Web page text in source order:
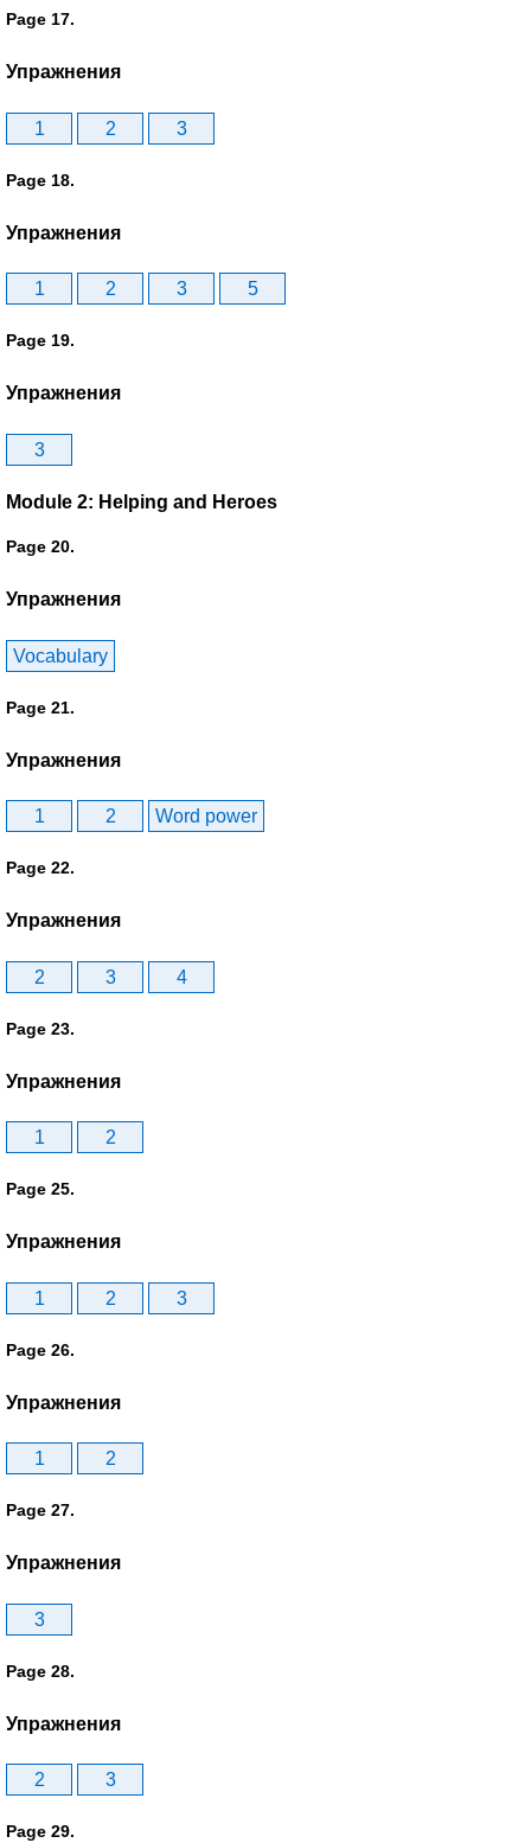
Page 17.
Упражнения
1 2 3
Page 18.
Упражнения
1 2 3 5
Page 19.
Упражнения
3
Module 2: Helping and Heroes
Page 20.
Упражнения
Vocabulary
Page 21.
Упражнения
1 2 Word power
Page 22.
Упражнения
2 3 4
Page 23.
Упражнения
1 2
Page 25.
Упражнения
1 2 3
Page 26.
Упражнения
1 2
Page 27.
Упражнения
3
Page 28.
Упражнения
2 3
Page 29.